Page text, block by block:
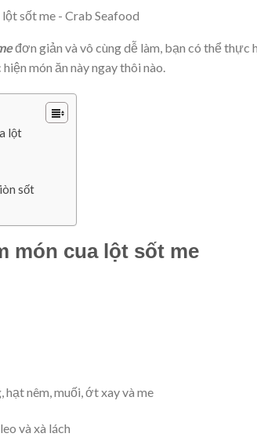
đơn giản và vô cùng dễ làm, bạn có thể thực
món ăn này ngay thôi nào.
lột
sốt
món cua lột sốt me
nêm, muối, ớt xay và me
và xà lách